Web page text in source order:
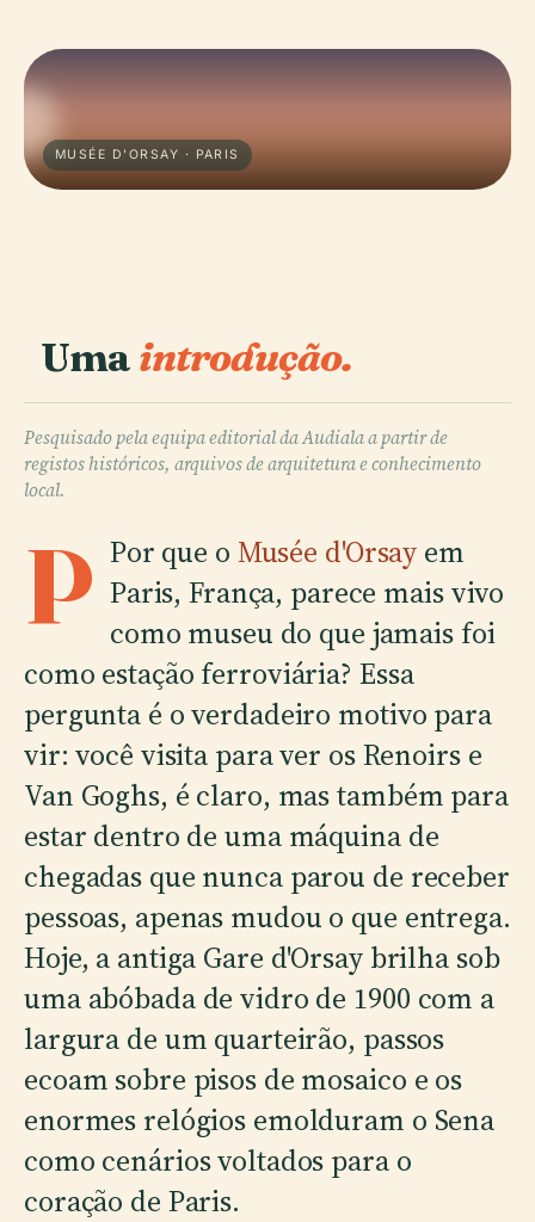
MUSÉE D'ORSAY · PARIS
Umaintrodução.
Pesquisado pela equipa editorial da Audiala a partir de
registos históricos, arquivos de arquitetura e conhecimento
local.
P Por que o Musée d'Orsay em
Paris, França, parece mais vivo
como museu do que jamais foi
como estação ferroviária? Essa
pergunta é o verdadeiro motivo para
vir: você visita para ver os Renoirs e
Van Goghs, é claro, mas também para
estar dentro de uma máquina de
chegadas que nunca parou de receber
pessoas, apenas mudou o que entrega.
Hoje, a antiga Gare d'Orsay brilha sob
uma abóbada de vidro de 1900 com a
largura de um quarteirão, passos
ecoam sobre pisos de mosaico e os
enormes relógios emolduram o Sena
como cenários voltados para o
coração de Paris.